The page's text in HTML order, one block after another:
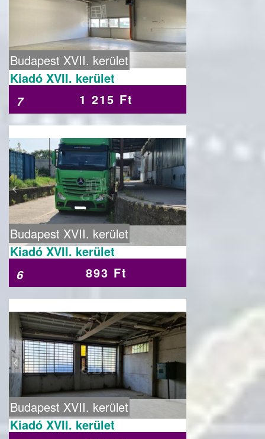
Budapest XVII. kerület
Kiadó XVII. kerület
7 1 215 Ft
Budapest XVII. kerület
Kiadó XVII. kerület
6 893 Ft
Budapest XVII. kerület
Kiadó XVII. kerület